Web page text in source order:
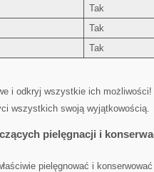
Tak
Tak
Tak
i odkryj wszystkie ich
wszystkich swoją wyjątkowością.
pielęgnacji⁤ i
pielęgnować i